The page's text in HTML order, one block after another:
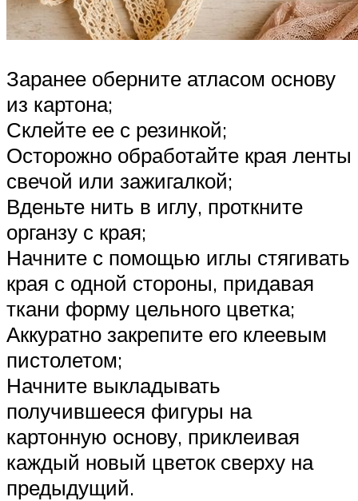
Заранее оберните атласом основу
из картона;
Склейте ее с резинкой;
Осторожно обработайте края ленты
свечой или зажигалкой;
Вденьте нить в иглу, проткните
органзу с края;
Начните с помощью иглы стягивать
края с одной стороны, придавая
ткани форму цельного цветка;
Аккуратно закрепите его клеевым
пистолетом;
Начните выкладывать
получившееся фигуры на
картонную основу, приклеивая
каждый новый цветок сверху на
предыдущий.